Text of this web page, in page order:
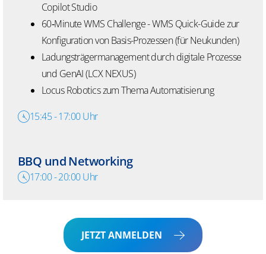
15:45-17:00Uhr
Copilot Studio
60‑Minute WMS Challenge - WMS Quick-Guide zur
Konfiguration von Basis-Prozessen (für Neukunden)
Ladungsträgermanagement durch digitale Prozesse
und GenAI (LCX NEXUS)
LocusRobotics zum Thema Automatisierung
17:00-20:00Uhr
BBQ und Networking
JETZT ANMELDEN